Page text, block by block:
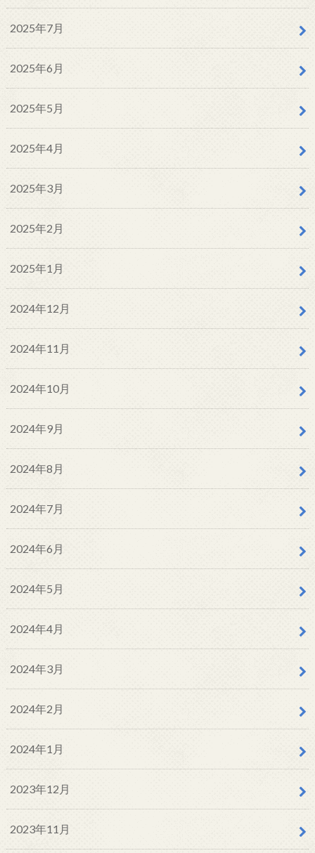
2025年7月
2025年6月
2025年5月
2025年4月
2025年3月
2025年2月
2025年1月
2024年12月
2024年11月
2024年10月
2024年9月
2024年8月
2024年7月
2024年6月
2024年5月
2024年4月
2024年3月
2024年2月
2024年1月
2023年12月
2023年11月